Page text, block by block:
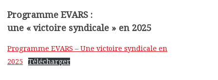
Programme EVARS :
une « victoire syndicale » en 2025
Programme EVARS – Une victoire syndicale en
2025
Télécharger